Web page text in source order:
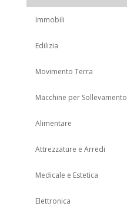
Immobili
Edilizia
Movimento Terra
Macchine per Sollevamento
Alimentare
Attrezzature e Arredi
Medicale e Estetica
Elettronica